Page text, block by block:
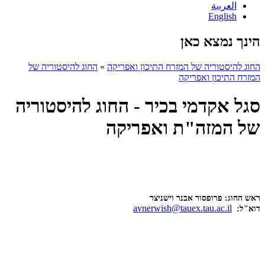
ﺍﻟﻌﺮﺑﻳﺔ
English
הינך נמצא כאן
החוג להיסטוריה של המזרח התיכון ואפריקה » החוג להיסטוריה של
המזרח התיכון ואפריקה
סגל אקדמי בכיר - החוג להיסטוריה
של המזה"ת ואפריקה
ראש החוג: פרופסור אבנר וישניצר
דוא"ל:
avnerwish@tauex.tau.ac.il